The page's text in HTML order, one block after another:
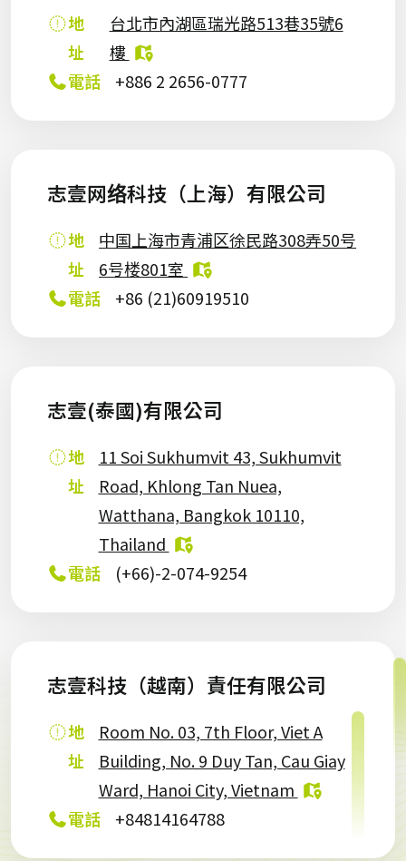
地
址
台北市內湖區瑞光路513巷35號6
樓
電話
+886 2 2656-0777
志壹网络科技（上海）有限公司
地
址
中国上海市青浦区徐民路308弄50号
6号楼801室
電話
+86 (21)60919510
志壹(泰國)有限公司
地
址
11 Soi Sukhumvit 43, Sukhumvit
Road, Khlong Tan Nuea,
Watthana, Bangkok 10110,
Thailand
電話
(+66)-2-074-9254
志壹科技（越南）責任有限公司
地
址
Room No. 03, 7th Floor, Viet A
Building, No. 9 Duy Tan, Cau Giay
Ward, Hanoi City, Vietnam
電話
+84814164788